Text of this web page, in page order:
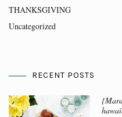
THANKSGIVING
Uncategorized
RECENT POSTS